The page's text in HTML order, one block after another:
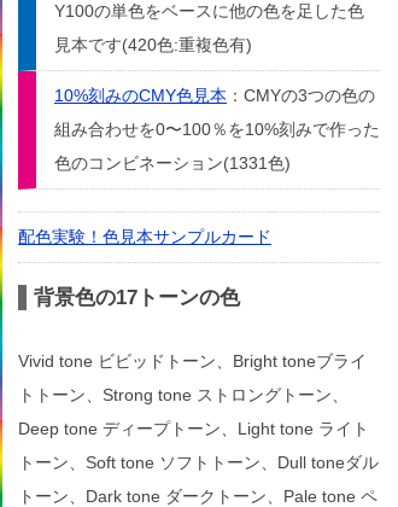
Y100の単色をベースに他の色を足した色
見本です(420色:重複色有)
10%刻みのCMY色見本 ：CMYの3つの色の
組み合わせを0〜100％を10%刻みで作った
色のコンビネーション(1331色)
配色実験！色見本サンプルカード
背景色の17トーンの色
Vivid tone ビビッドトーン、Bright toneブライ
トトーン、Strong tone ストロングトーン、
Deep tone ディープトーン、Light tone ライト
トーン、Soft tone ソフトトーン、Dull toneダル
トーン、Dark tone ダークトーン、Pale tone ペ